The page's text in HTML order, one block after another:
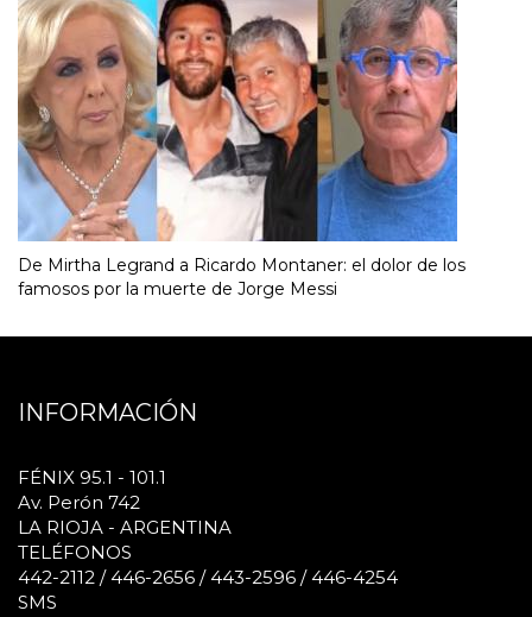
De Mirtha Legrand a Ricardo Montaner: el dolor de los
famosos por la muerte de Jorge Messi
INFORMACIÓN
FÉNIX 95.1 - 101.1
Av. Perón 742
LA RIOJA - ARGENTINA
TELÉFONOS
442-2112 / 446-2656 / 443-2596 / 446-4254
SMS